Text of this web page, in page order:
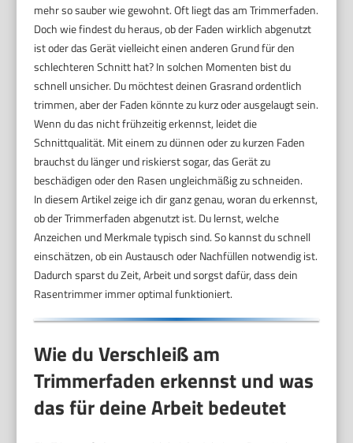
mehr so sauber wie gewohnt. Oft liegt das am Trimmerfaden.
Doch wie findest du heraus, ob der Faden wirklich abgenutzt
ist oder das Gerät vielleicht einen anderen Grund für den
schlechteren Schnitt hat? In solchen Momenten bist du
schnell unsicher. Du möchtest deinen Grasrand ordentlich
trimmen, aber der Faden könnte zu kurz oder ausgelaugt sein.
Wenn du das nicht frühzeitig erkennst, leidet die
Schnittqualität. Mit einem zu dünnen oder zu kurzen Faden
brauchst du länger und riskierst sogar, das Gerät zu
beschädigen oder den Rasen ungleichmäßig zu schneiden.
In diesem Artikel zeige ich dir ganz genau, woran du erkennst,
ob der Trimmerfaden abgenutzt ist. Du lernst, welche
Anzeichen und Merkmale typisch sind. So kannst du schnell
einschätzen, ob ein Austausch oder Nachfüllen notwendig ist.
Dadurch sparst du Zeit, Arbeit und sorgst dafür, dass dein
Rasentrimmer immer optimal funktioniert.
Wie du Verschleiß am
Trimmerfaden erkennst und was
das für deine Arbeit bedeutet